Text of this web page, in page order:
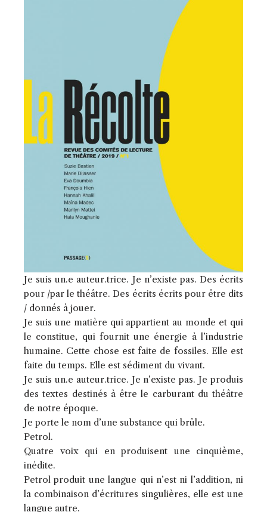
Je suis un.e auteur.trice. Je n’existe pas. Des écrits
pour /par le théâtre. Des écrits écrits pour être dits
/ donnés à jouer.
Je suis une matière qui appartient au monde et qui
le constitue, qui fournit une énergie à l’industrie
humaine. Cette chose est faite de fossiles. Elle est
faite du temps. Elle est sédiment du vivant.
Je suis un.e auteur.trice. Je n’existe pas. Je produis
des textes destinés à être le carburant du théâtre
de notre époque.
Je porte le nom d’une substance qui brûle.
Petrol.
Quatre voix qui en produisent une cinquième,
inédite.
Petrol produit une langue qui n’est ni l’addition, ni
la combinaison d’écritures singulières, elle est une
langue autre.